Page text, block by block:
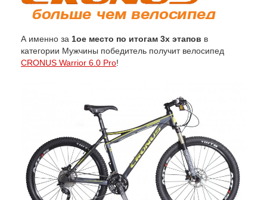
А именно за 1ое место по итогам 3х этапов в
категории Мужчины победитель получит велосипед
CRONUS Warrior 6.0 Pro!